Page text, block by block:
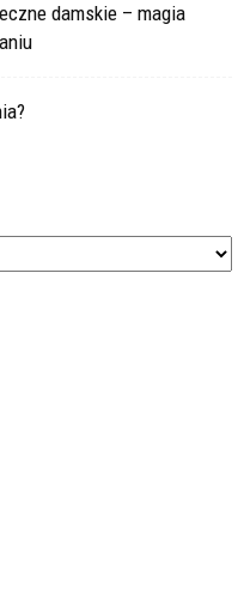
damskie – magia